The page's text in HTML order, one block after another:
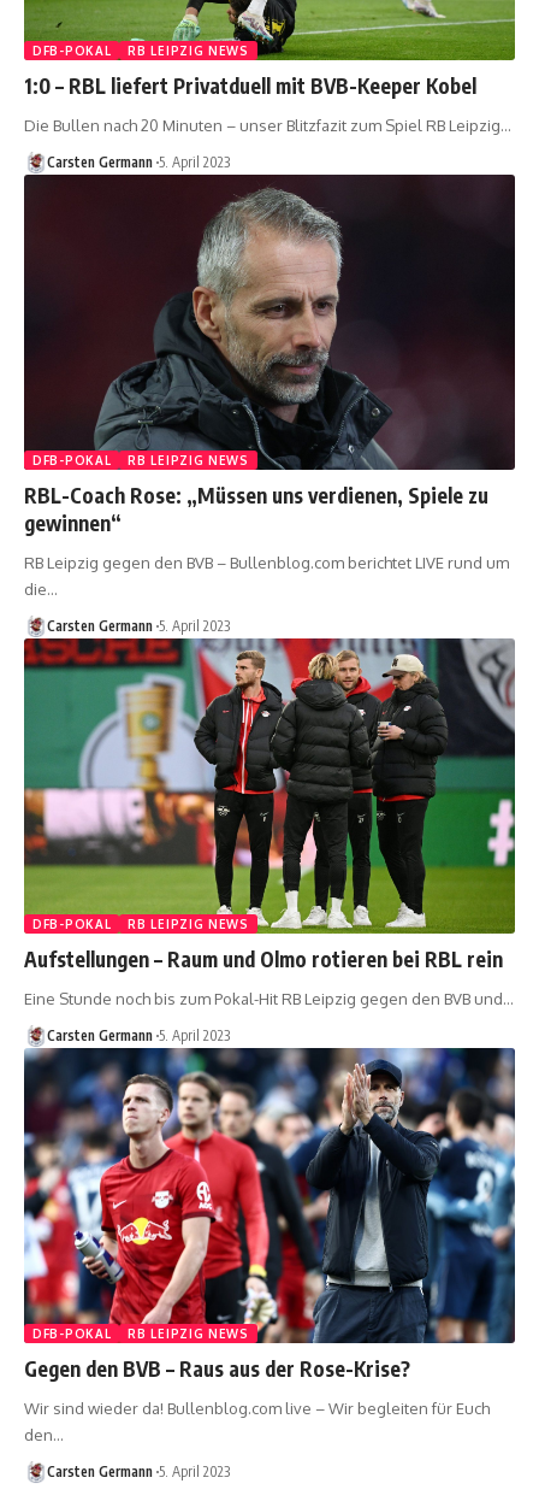
DFB-POKAL RB LEIPZIG NEWS
1:0 – RBL liefert Privatduell mit BVB-Keeper Kobel
Die Bullen nach 20 Minuten – unser Blitzfazit zum Spiel RB Leipzig…
Carsten Germann 5. April 2023
DFB-POKAL RB LEIPZIG NEWS
RBL-Coach Rose: „Müssen uns verdienen, Spiele zu
gewinnen“
RB Leipzig gegen den BVB – Bullenblog.com berichtet LIVE rund um
die…
Carsten Germann 5. April 2023
DFB-POKAL RB LEIPZIG NEWS
Aufstellungen – Raum und Olmo rotieren bei RBL rein
Eine Stunde noch bis zum Pokal-Hit RB Leipzig gegen den BVB und…
Carsten Germann 5. April 2023
DFB-POKAL RB LEIPZIG NEWS
Gegen den BVB – Raus aus der Rose-Krise?
Wir sind wieder da! Bullenblog.com live – Wir begleiten für Euch
den…
Carsten Germann 5. April 2023